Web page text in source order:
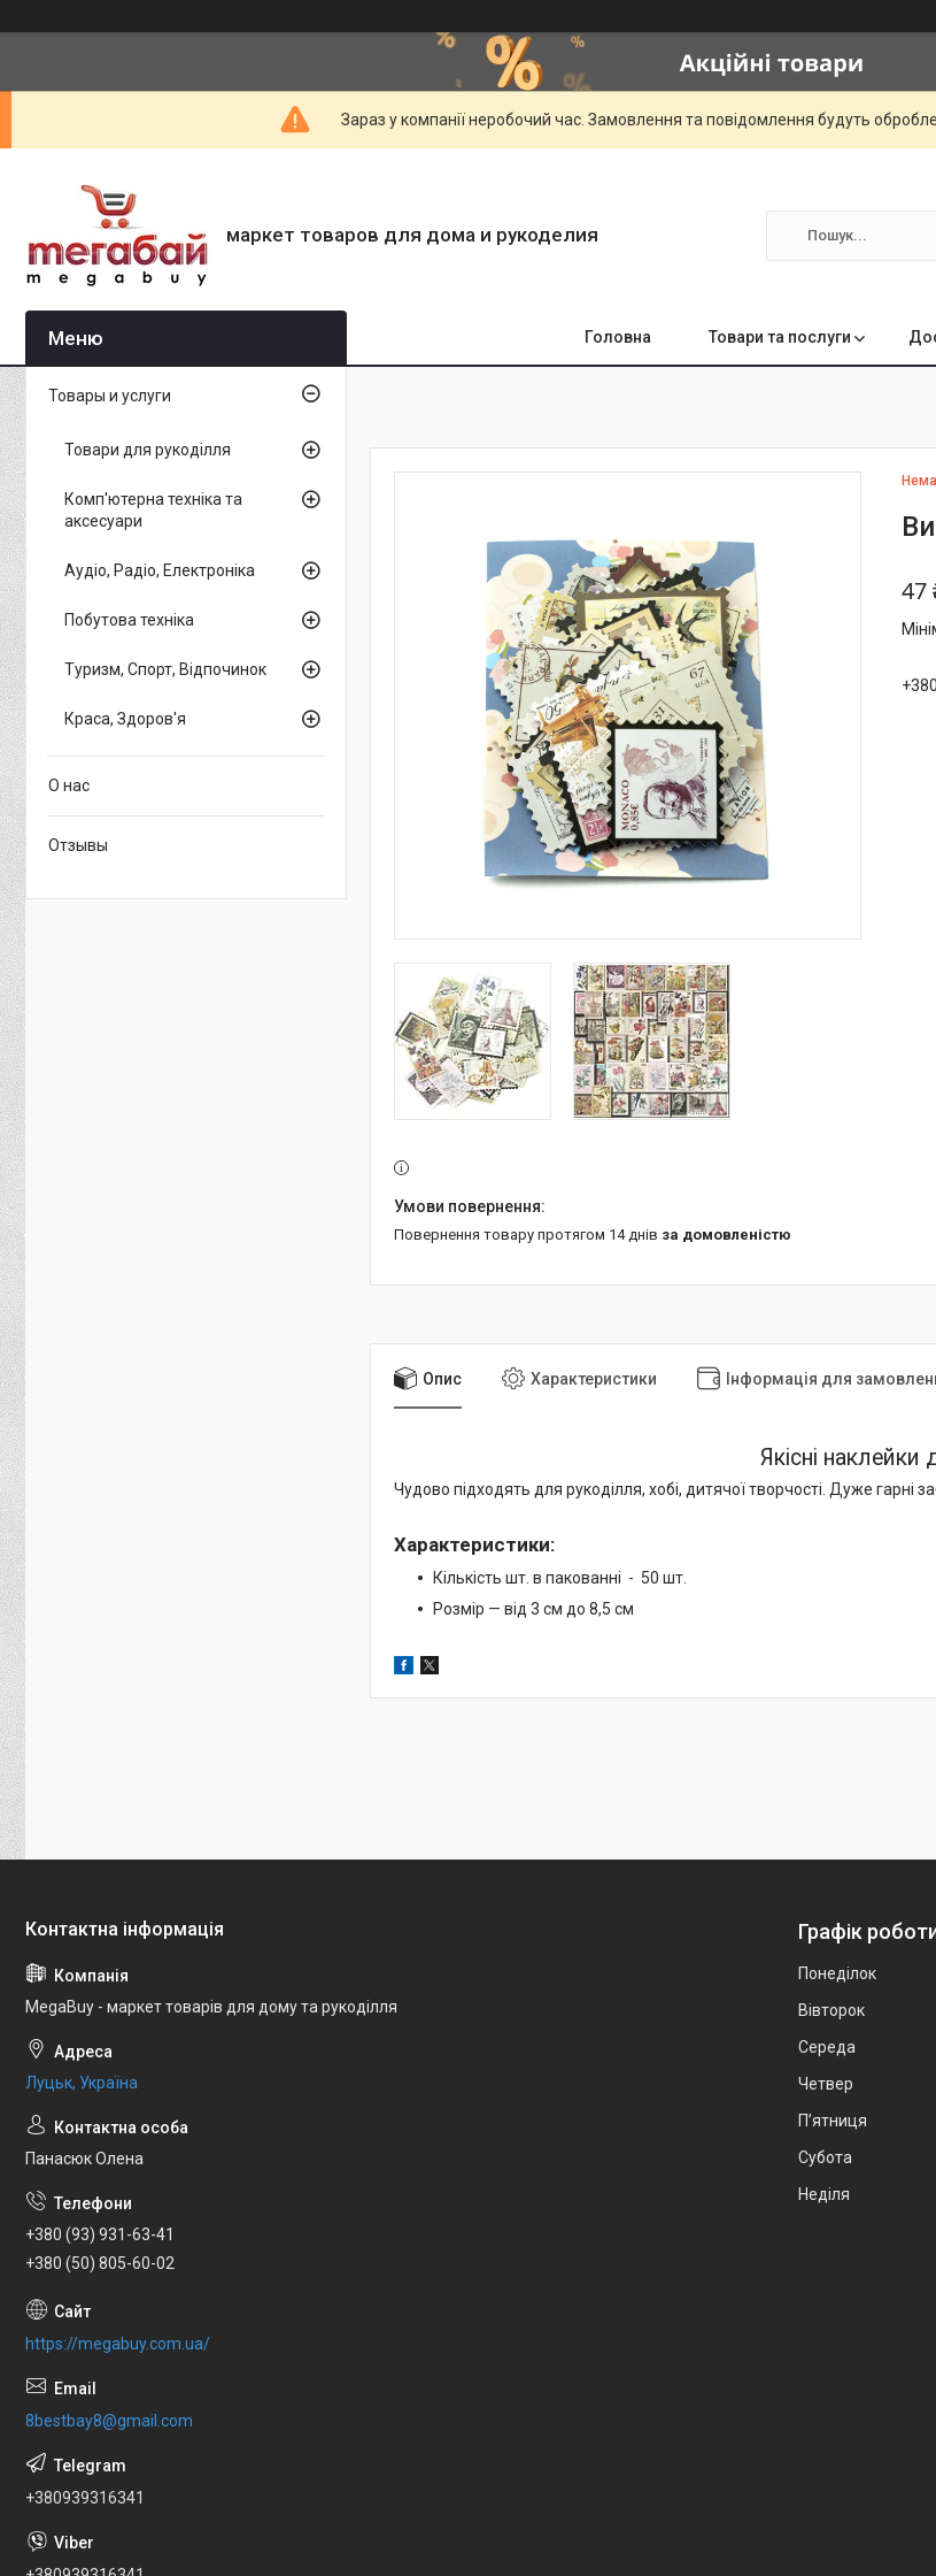
Зараз у компанії неробочий час. Замовлення та повідомлення будуть
маркет товаров для дома и рукоделия
Головна Товари та послуги
47
повернення товару протягом 14 днів за домовленістю
Опис Характеристики Інформація для
Якісні наклейки
Чудово підходять для рукоділля, хобі, дитячої творчості. Дуже гарні
Характеристики:
Кількість шт. в пакованні - 50 шт.
Розмір — від 3 см до 8,5 см
Товары и услуги
Товари для рукоділля
Комп'ютерна техніка та
аксесуари
Аудіо, Радіо, Електроніка
Побутова техніка
Туризм, Спорт, Відпочинок
Краса, Здоров'я
О нас
Отзывы
MegaBuy - маркет товарів для дому та рукоділля
Луцьк, Україна
Панасюк Олена
+380 (93) 931-63-41
+380 (50) 805-60-02
https://megabuy.com.ua/
8bestbay8@gmail.com
+380939316341
Графік
Понеділок
Вівторок
Середа
Четвер
Пʼятниця
Субота
Неділя